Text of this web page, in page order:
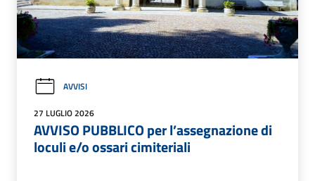
AVVISI
27 LUGLIO 2026
AVVISO PUBBLICO per l’assegnazione di
loculi e/o ossari cimiteriali